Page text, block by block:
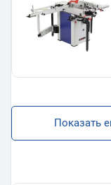
Показать